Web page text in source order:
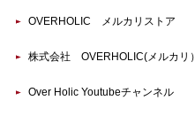
OVERHOLIC メルカリストア
株式会社 OVERHOLIC(メルカリ）
Over Holic Youtubeチャンネル